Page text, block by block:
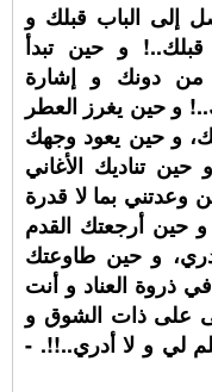
إلى الباب قبلك و
و حين تبدأ
من دونك و إشارة
و حين يغرز العطر
و حين يعود وجهك
تناديك الأغاني
وعدتني بما لا قدرة
حين أرجعتك القدم
و حين طاوعتك
ذروة العناد و أنت
على ذات الشوق و
لي و لا أدري..!!. -